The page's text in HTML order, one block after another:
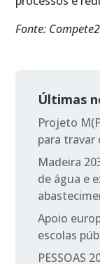
Fonte:
Últimas
Projeto
para
Madeira
de água e
Apoio
escolas
PESSOAS